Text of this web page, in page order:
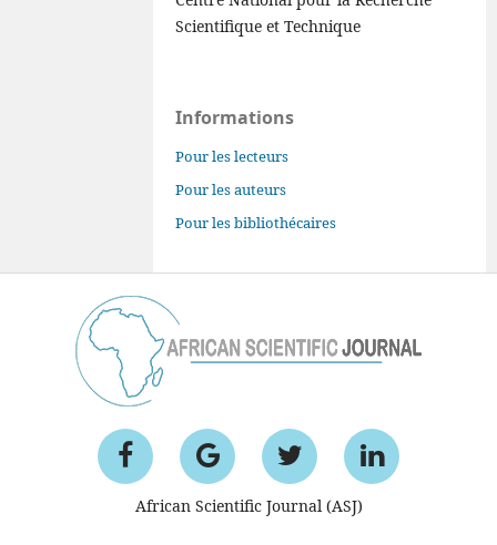
Scientifique et Technique
Informations
Pour les lecteurs
Pour les auteurs
Pour les bibliothécaires
African Scientific Journal (ASJ)